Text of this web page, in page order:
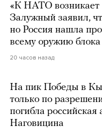
«К НАТО возникает
Залужный заявил,
но Россия нашла
всему оружию блока
20 часов назад
На пик Победы в
только по
погибла
Наговицина